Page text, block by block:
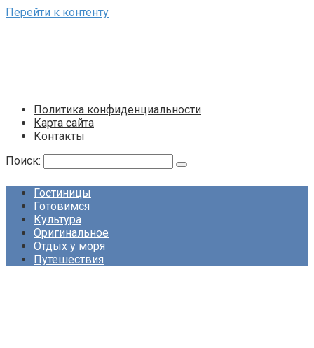
Перейти к контенту
Политика конфиденциальности
Карта сайта
Контакты
Поиск:
Гостиницы
Готовимся
Культура
Оригинальное
Отдых у моря
Путешествия